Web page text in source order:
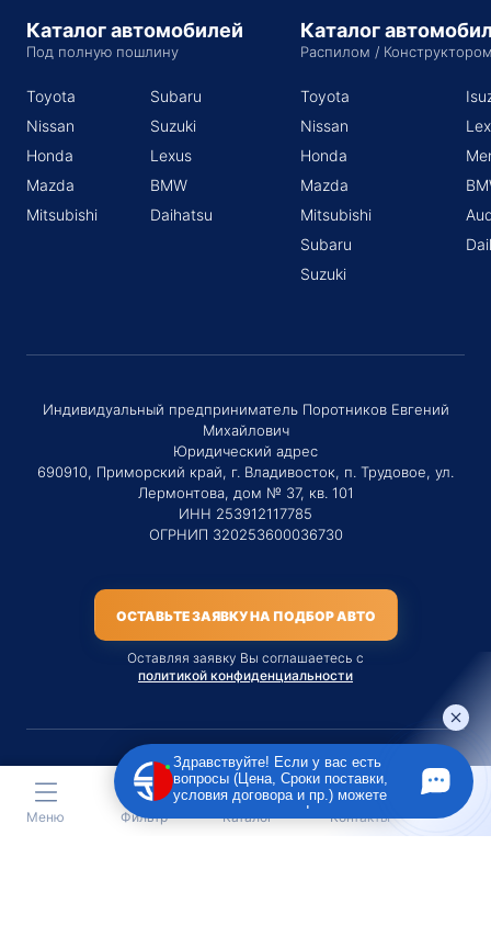
Каталог автомобилей
Под полную пошлину
Toyota
Nissan
Honda
Mazda
Mitsubishi
Subaru
Suzuki
Lexus
BMW
Daihatsu
Каталог
Распилом /
Toyota
Nissan
Honda
Mazda
Mitsubishi
Subaru
Suzuki
Индивидуальный предприниматель Поротников Евгений
Михайлович
Юридический адрес
690910, Приморский край, г. Владивосток, п. Трудовое, ул.
Лермонтова, дом № 37, кв. 101
ИНН 253912117785
ОГРНИП 320253600036730
ОСТАВЬТЕ ЗАЯВКУ НА ПОДБОР АВТО
Оставляя заявку Вы соглашаетесь с
политикой конфиденциальности
Материалы данного сайта являются публичной офертой
только на услугу сопровождения Агентом приобретения
транспортного средства Клиентом.
Меню Фильтр Каталог Контакты
Здравствуйте! Если у вас есть
вопросы (Цена, Сроки поставки,
условия договора и пр.) можете
задать их мне в чат!